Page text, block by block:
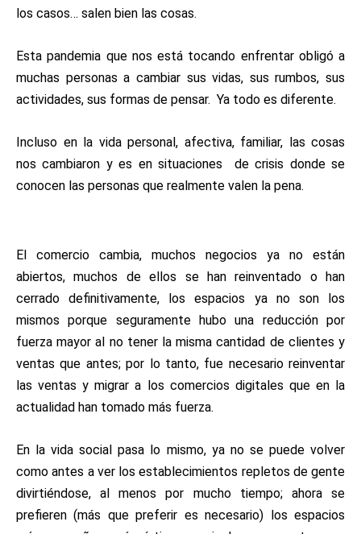
los casos… salen bien las cosas.
Esta pandemia que nos está tocando enfrentar obligó a
muchas personas a cambiar sus vidas, sus rumbos, sus
actividades, sus formas de pensar. Ya todo es diferente.
Incluso en la vida personal, afectiva, familiar, las cosas
nos cambiaron y es en situaciones de crisis donde se
conocen las personas que realmente valen la pena.
El comercio cambia, muchos negocios ya no están
abiertos, muchos de ellos se han reinventado o han
cerrado definitivamente, los espacios ya no son los
mismos porque seguramente hubo una reducción por
fuerza mayor al no tener la misma cantidad de clientes y
ventas que antes; por lo tanto, fue necesario reinventar
las ventas y migrar a los comercios digitales que en la
actualidad han tomado más fuerza.
En la vida social pasa lo mismo, ya no se puede volver
como antes a ver los establecimientos repletos de gente
divirtiéndose, al menos por mucho tiempo; ahora se
prefieren (más que preferir es necesario) los espacios